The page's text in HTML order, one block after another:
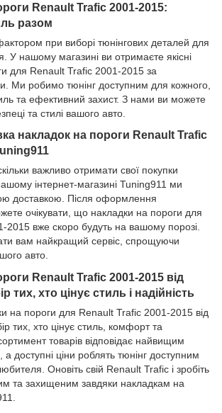
Renault Trafic 2001-2015:
разом
при виборі тюнінгових деталей для
У нашому магазині ви отримаєте якісні
для Renault Trafic 2001-2015 за
Ми робимо тюнінг доступним для кожного,
та ефективний захист. З нами ви можете
та стилі вашого авто.
накладок на пороги Renault Trafic
важливо отримати свої покупки
інтернет-магазині Tuning911 ми
доставкою. Після оформлення
очікувати, що накладки на пороги для
2015 вже скоро будуть на вашому порозі.
вам найкращий сервіс, спрощуючи
авто.
Renault Trafic 2001-2015 від
тих, хто цінує стиль і надійність
на пороги для Renault Trafic 2001-2015 від
тих, хто цінує стиль, комфорт та
товарів відповідає найвищим
а доступні ціни роблять тюнінг доступним
Оновіть свій Renault Trafic і зробіть
та захищеним завдяки накладкам на